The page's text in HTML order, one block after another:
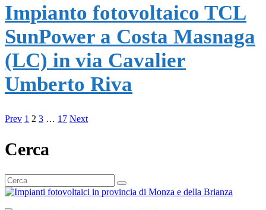
Impianto fotovoltaico TCL
SunPower a Costa Masnaga
(LC) in via Cavalier
Umberto Riva
Prev 1 2 3 … 17 Next
Cerca